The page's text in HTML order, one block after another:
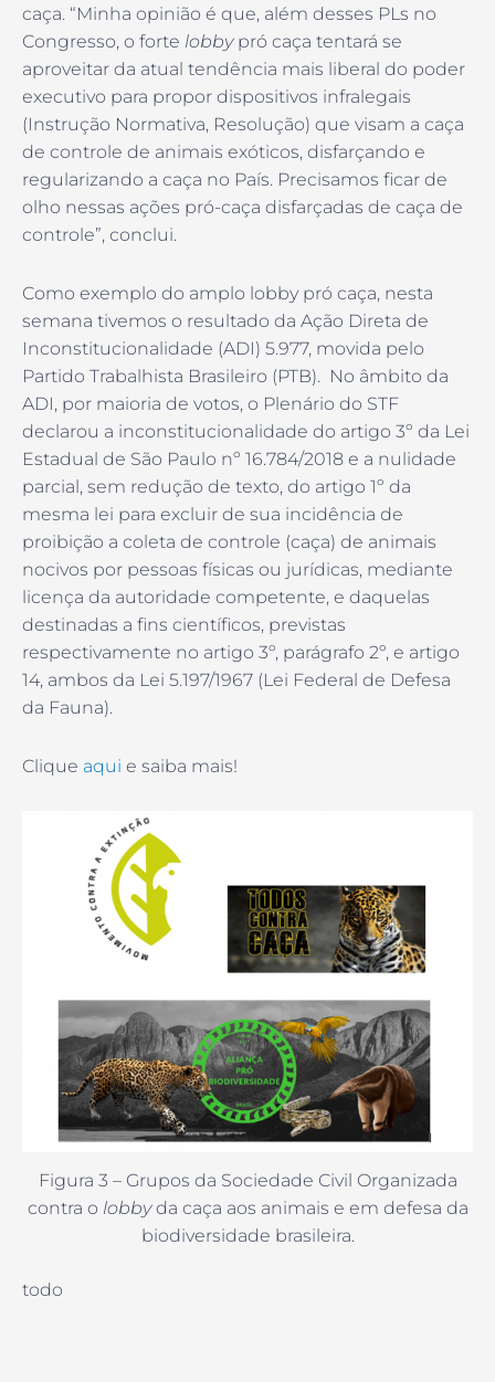
caça. “Minha opinião é que, além desses PLs no
Congresso, o forte lobbypró caça tentará se
aproveitar da atual tendência mais liberal do poder
executivo para propor dispositivos infralegais
(Instrução Normativa, Resolução) que visam a caça
de controle de animais exóticos, disfarçando e
regularizando a caça no País. Precisamos ficar de
olho nessas ações pró-caça disfarçadas de caça de
controle”, conclui.
Como exemplo do amplo lobby pró caça, nesta
semana tivemos o resultado da Ação Direta de
Inconstitucionalidade (ADI) 5.977, movida pelo
Partido Trabalhista Brasileiro (PTB). No âmbito da
ADI, por maioria de votos, o Plenário do STF
declarou a inconstitucionalidade do artigo 3º da Lei
Estadual de São Paulo nº 16.784/2018 e a nulidade
parcial, sem redução de texto, do artigo 1º da
mesma lei para excluir de sua incidência de
proibição a coleta de controle (caça) de animais
nocivos por pessoas físicas ou jurídicas, mediante
licença da autoridade competente, e daquelas
destinadas a fins científicos, previstas
respectivamente no artigo 3º, parágrafo 2º, e artigo
14, ambos da Lei 5.197/1967 (Lei Federal de Defesa
da Fauna).
Clique aqui e saiba mais!
Figura 3 – Grupos da Sociedade Civil Organizada
contra o lobbyda caça aos animais e em defesa da
biodiversidade brasileira.
todo